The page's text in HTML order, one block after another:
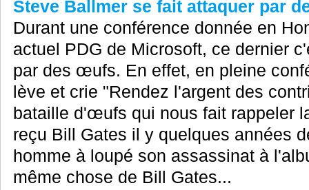
Steve Ballmer se fait attaquer par
Durant une conférence donnée en
actuel PDG de Microsoft, ce dernier
par des œufs. En effet, en pleine
lève et crie "Rendez l'argent des
bataille d'œufs qui nous fait rappeler
reçu Bill Gates il y quelques années
homme à loupé son assassinat à
même chose de Bill Gates...